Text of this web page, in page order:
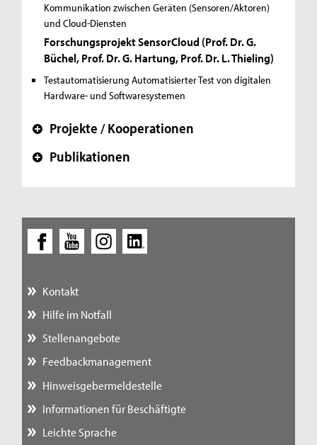
Kommunikation zwischen Geräten (Sensoren/Aktoren)
und Cloud-Diensten
Forschungsprojekt SensorCloud (Prof. Dr. G.
Büchel, Prof. Dr. G. Hartung, Prof. Dr. L. Thieling)
Testautomatisierung Automatisierter Test von digitalen
Hardware- und Softwaresystemen
+ Projekte / Kooperationen
+ Publikationen
Kontakt
Hilfe im Notfall
Stellenangebote
Feedbackmanagement
Hinweisgebermeldestelle
Informationen für Beschäftigte
Leichte Sprache